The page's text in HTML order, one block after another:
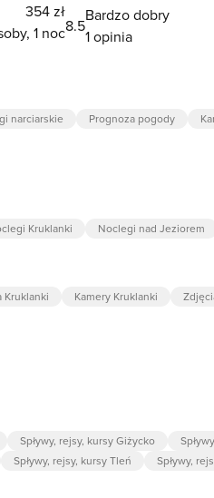
354 zł
1 noc8.5
Bardzo dobry
1 opinia
narciarskie Prognoza pogody
Kruklanki Noclegi nad Jeziorem
Kruklanki Kamery Kruklanki
Spływy, rejsy, kursy Giżycko
Spływy, rejsy, kursy Tleń Spływy,